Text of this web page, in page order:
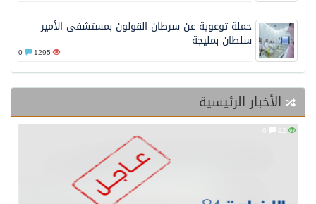
حملة توعوية عن سرطان القولون بمستشفى الأمير
سلطان بمليجة
1295
الأخبار الرئيسية